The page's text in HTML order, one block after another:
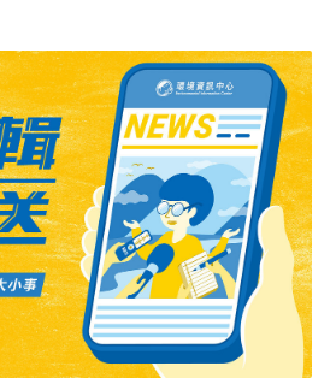
在侵蝕較為明顯的旗津壘球場，在
在7、8月，也會針對颱風前後，有
份，有機質，重金屬；和漂砂的速
水溫，溶氧，大腸桿菌等等；以及
以便和去年颱風季進行比對，瞭解
海岸復育及維護工程。